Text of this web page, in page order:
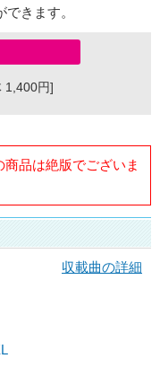
きます。
円]
品は絶版でございま
収載曲の詳細